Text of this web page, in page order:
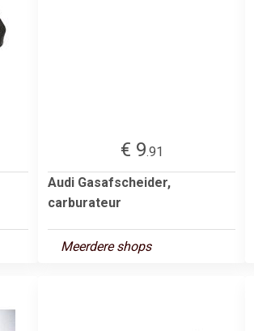
€ 9.91
Audi Gasafscheider,
carburateur
Meerdere shops